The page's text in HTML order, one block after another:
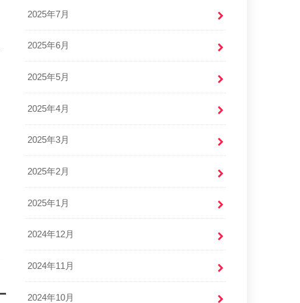
2025年7月
2025年6月
2025年5月
2025年4月
2025年3月
2025年2月
2025年1月
2024年12月
2024年11月
2024年10月